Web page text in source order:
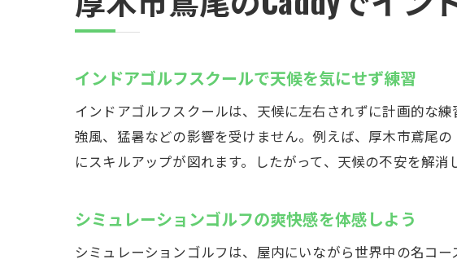
鳶尾の
左
レ
日中
インドア
天
インドアゴルフスクールで天候を気にせず練習
インドアゴルフスクールは、天候に左右されずに計画的な
強風、猛暑などの影響を受けません。例えば、厚木市鳶尾
にスキルアップが図れます。したがって、天候の不安を解
シミュレーションゴルフの爽快感を体感しよう
シミュレーションゴルフは、屋内にいながら世界中の名コ